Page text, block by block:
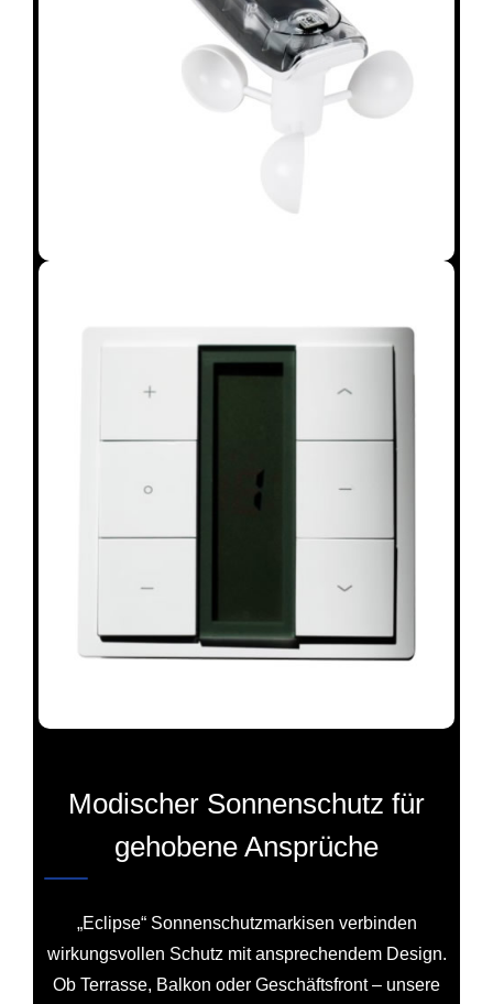
Modischer Sonnenschutz für
gehobene Ansprüche
„Eclipse“ Sonnenschutzmarkisen verbinden
wirkungsvollen Schutz mit ansprechendem Design.
Ob Terrasse, Balkon oder Geschäftsfront – unsere